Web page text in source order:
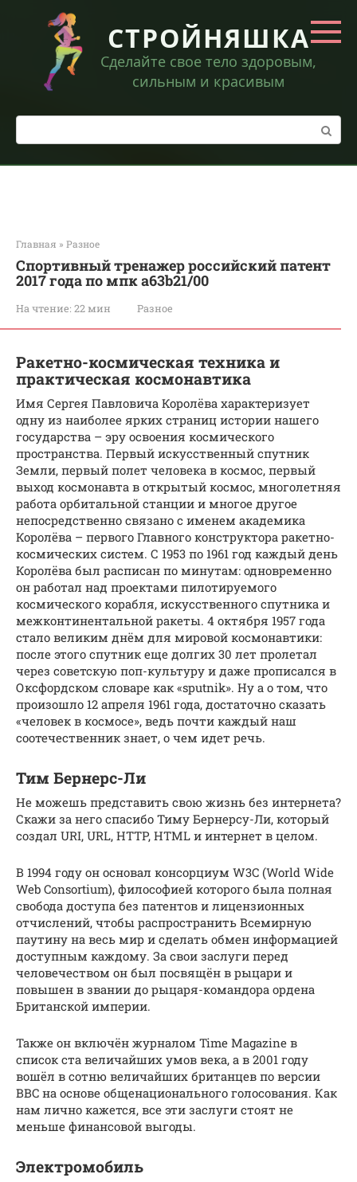
контенту
СТРОЙНЯШКА
Сделайте свое тело здоровым,
сильным и красивым
Поиск:
Главная » Разное
Спортивный тренажер российский патент
2017 года по мпк a63b21/00
На чтение: 22 мин Разное
Ракетно-космическая техника и
практическая космонавтика
Имя Сергея Павловича Королёва характеризует
одну из наиболее ярких страниц истории нашего
государства – эру освоения космического
пространства. Первый искусственный спутник
Земли, первый полет человека в космос, первый
выход космонавта в открытый космос, многолетняя
работа орбитальной станции и многое другое
непосредственно связано с именем академика
Королёва – первого Главного конструктора ракетно-
космических систем. С 1953 по 1961 год каждый день
Королёва был расписан по минутам: одновременно
он работал над проектами пилотируемого
космического корабля, искусственного спутника и
межконтинентальной ракеты. 4 октября 1957 года
стало великим днём для мировой космонавтики:
после этого спутник еще долгих 30 лет пролетал
через советскую поп-культуру и даже прописался в
Оксфордском словаре как «sputnik». Ну а о том, что
произошло 12 апреля 1961 года, достаточно сказать
«человек в космосе», ведь почти каждый наш
соотечественник знает, о чем идет речь.
Тим Бернерс-Ли
Не можешь представить свою жизнь без интернета?
Скажи за него спасибо Тиму Бернерсу-Ли, который
создал URI, URL, HTTP, HTML и интернет в целом.
В 1994 году он основал консорциум W3C (World Wide
Web Consortium), философией которого была полная
свобода доступа без патентов и лицензионных
отчислений, чтобы распространить Всемирную
паутину на весь мир и сделать обмен информацией
доступным каждому. За свои заслуги перед
человечеством он был посвящён в рыцари и
повышен в звании до рыцаря-командора ордена
Британской империи.
Также он включён журналом Time Magazine в
список ста величайших умов века, а в 2001 году
вошёл в сотню величайших британцев по версии
BBC на основе общенационального голосования. Как
нам лично кажется, все эти заслуги стоят не
меньше финансовой выгоды.
Электромобиль